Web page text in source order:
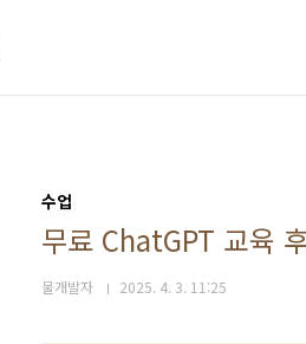
수업
무료 ChatGPT 교육
물개발자 2025. 4. 3. 11:25